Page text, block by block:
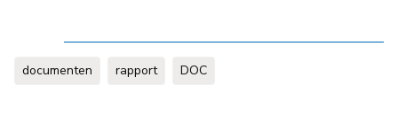
documenten rapport DOC